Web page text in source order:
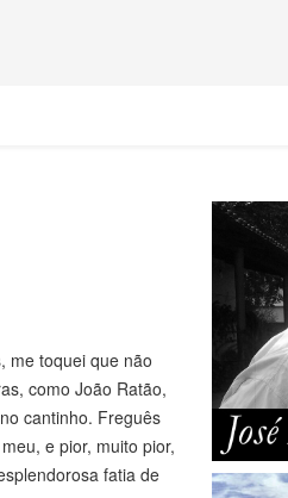
me toquei que não
como João Ratão,
cantinho. Freguês
e pior, muito pior,
fatia de